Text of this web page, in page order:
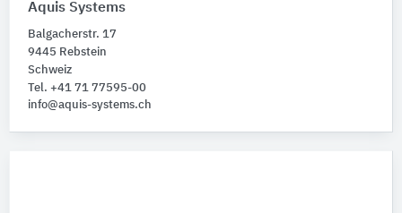
Aquis Systems
Balgacherstr. 17
9445 Rebstein
Schweiz
Tel. +41 71 77595-00
info@aquis-systems.ch